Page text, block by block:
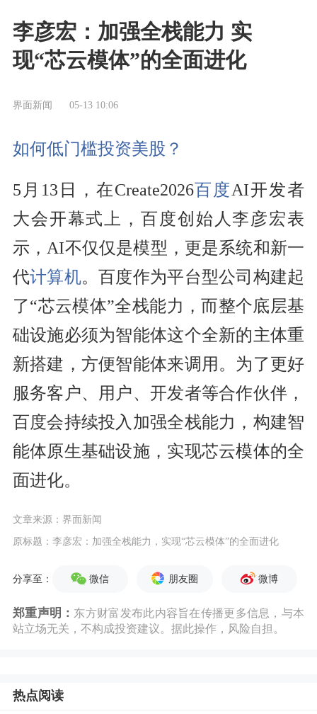
李彦宏：加强全栈能力 实
现“芯云模体”的全面进化
界面新闻 05-13 10:06
如何低门槛投资美股？
5月13日，在Create2026百度AI开发者
大会开幕式上，百度创始人李彦宏表
示，AI不仅仅是模型，更是系统和新一
代计算机。百度作为平台型公司构建起
了“芯云模体”全栈能力，而整个底层基
础设施必须为智能体这个全新的主体重
新搭建，方便智能体来调用。为了更好
服务客户、用户、开发者等合作伙伴，
百度会持续投入加强全栈能力，构建智
能体原生基础设施，实现芯云模体的全
面进化。
文章来源：界面新闻
原标题：李彦宏：加强全栈能力，实现“芯云模体”的全面进化
分享至： 微信 朋友圈 微博
郑重声明： 东方财富发布此内容旨在传播更多信息，与本
站立场无关，不构成投资建议。据此操作，风险自担。
热点阅读